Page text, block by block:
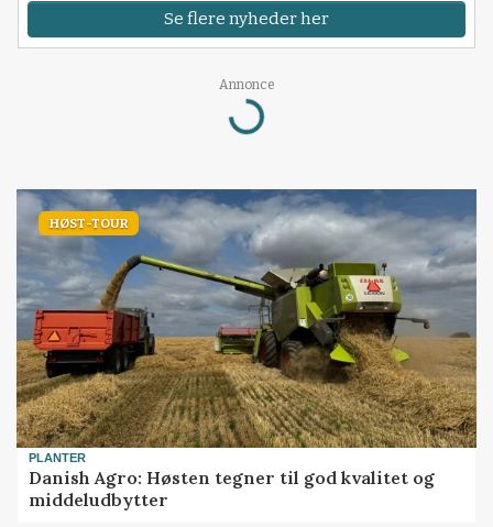
Se flere nyheder her
Annonce
Loading...
HØST-TOUR
PLANTER
Danish Agro: Høsten tegner til god kvalitet og
middeludbytter